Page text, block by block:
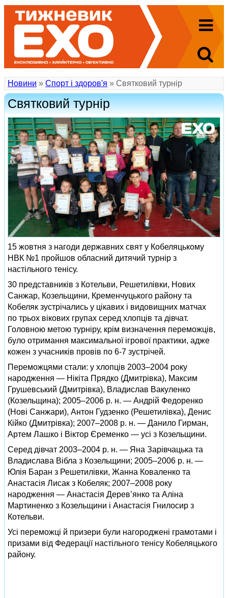
Новини » Спорт і здоров'я » Святковий турнір
Святковий турнір
15 жовтня з нагоди державних свят у Кобеляцькому
НВК №1 пройшов обласний дитячий турнір з
настільного тенісу.
30 представників з Котельви, Решетилівки, Нових
Санжар, Козельщини, Кременчуцького району та
Кобеляк зустрічались у цікавих і видовищних матчах
по трьох вікових групах серед хлопців та дівчат.
Головною метою турніру, крім визначення переможців,
було отримання максимальної ігрової практики, адже
кожен з учасників провів по 6-7 зустрічей.
Переможцями стали: у хлопців 2003–2004 року
народження — Нікіта Прядко (Дмитрівка), Максим
Грушевський (Дмитрівка), Владислав Вакуленко
(Козельщина); 2005–2006 р. н. — Андрій Федоренко
(Нові Санжари), Антон Гудзенко (Решетилівка), Денис
Кійко (Дмитрівка); 2007–2008 р. н. — Данило Гирман,
Артем Лашко і Віктор Єременко — усі з Козельщини.
Серед дівчат 2003–2004 р. н. — Яна Зарівчацька та
Владислава Вібла з Козельщини; 2005–2006 р. н. —
Юлія Баран з Решетилівки, Жанна Коваленко та
Анастасія Лисак з Кобеляк; 2007–2008 року
народження — Анастасія Дерев’янко та Аліна
Мартиненко з Козельщини і Анастасія Гнилосир з
Котельви.
Усі переможці й призери були нагороджені грамотами і
призами від Федерації настільного тенісу Кобеляцького
району.